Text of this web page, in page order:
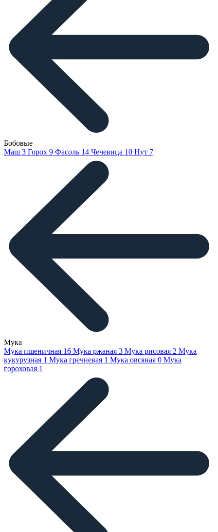
Бобовые
Маш 3 Горох 9 Фасоль 14 Чечевица 10 Нут 7
Мука
Мука пшеничная 16 Мука ржаная 3 Мука рисовая 2 Мука
кукурузная 1 Мука гречневая 1 Мука овсяная 0 Мука
гороховая 1